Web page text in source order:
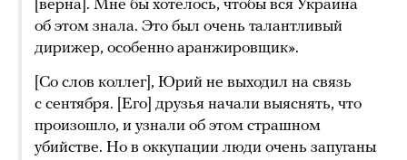
[верна]. Мне бы хотелось, чтобы вся Украина
об этом знала. Это был очень талантливый
дирижер, особенно аранжировщик».
[Со слов коллег], Юрий не выходил на связь
с сентября. [Его] друзья начали выяснять, что
произошло, и узнали об этом страшном
убийстве. Но в оккупации люди очень запуганы